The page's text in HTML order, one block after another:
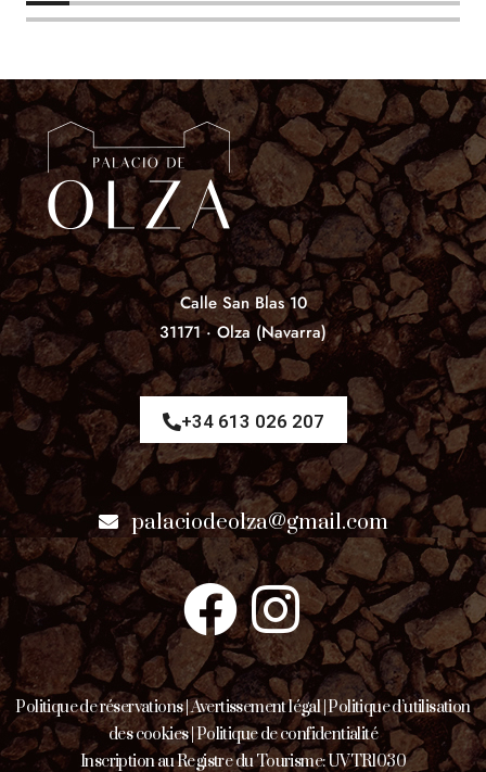
Calle San Blas 10
31171 · Olza (Navarra)
+34 613 026 207
palaciodeolza@gmail.com
Politique de réservations|Avertissement légal|Politique d’utilisation
des cookies|Politique de confidentialité
Inscription au Registre du Tourisme: UVTR1030